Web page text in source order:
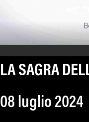
LA SAGRA
08 luglio 2024